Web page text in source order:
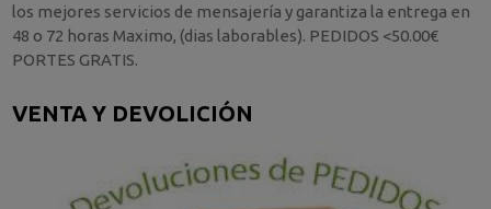
los mejores servicios de mensajería y garantiza la entrega en
48 o 72 horas Maximo, (dias laborables). PEDIDOS <50.00€
PORTES GRATIS.
VENTA Y DEVOLICIÓN